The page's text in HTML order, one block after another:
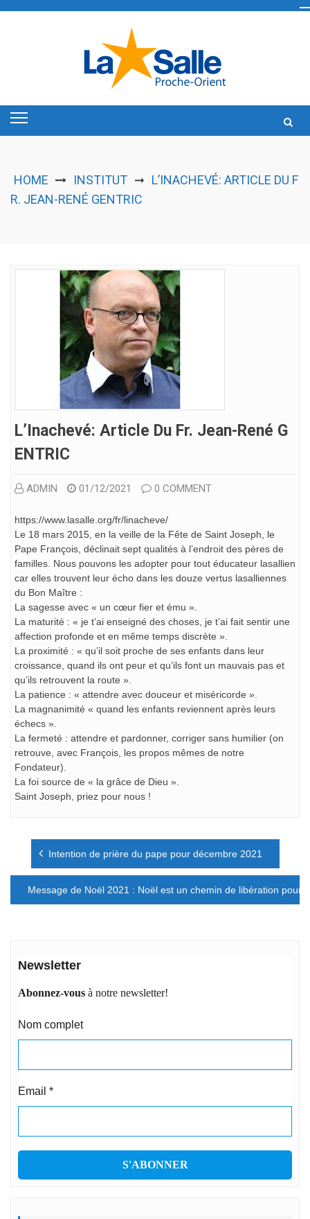
HOME INSTITUT ➞ L’INACHEVÉ: ARTICLE DU F
R. JEAN-RENÉ GENTRIC
L’Inachevé: Article Du Fr. Jean-René G
ENTRIC
ADMIN 01/12/2021 0 COMMENT
https://www.lasalle.org/fr/linacheve/
Le 18 mars 2015, en la veille de la Fête de Saint Joseph, le
Pape François, déclinait sept qualités à l’endroit des pères de
familles. Nous pouvons les adopter pour tout éducateur lasallien
car elles trouvent leur écho dans les douze vertus lasalliennes
du Bon Maître :
La sagesse avec « un cœur fier et ému ».
La maturité : « je t’ai enseigné des choses, je t’ai fait sentir une
affection profonde et en même temps discrète ».
La proximité : « qu’il soit proche de ses enfants dans leur
croissance, quand ils ont peur et qu’ils font un mauvais pas et
qu’ils retrouvent la route ».
La patience : « attendre avec douceur et miséricorde ».
La magnanimité « quand les enfants reviennent après leurs
échecs ».
La fermeté : attendre et pardonner, corriger sans humilier (on
retrouve, avec François, les propos mêmes de notre
Fondateur).
La foi source de « la grâce de Dieu ».
Saint Joseph, priez pour nous !
Navigation
l’article
Intention de prière du pape pour décembre 2021
Message de Noël 2021 : Noël est un chemin de libération pour
Newsletter
Abonnez-vous à notre newsletter!
Nom complet
Email *